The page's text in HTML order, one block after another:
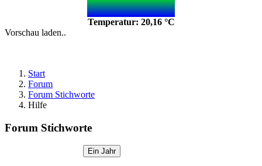
Temperatur: 20,16 °C
Vorschau laden..
Start
Forum
Forum Stichworte
Hilfe
Forum Stichworte
Ein Jahr